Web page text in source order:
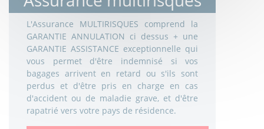
L'Assurance MULTIRISQUES comprend la
GARANTIE ANNULATION ci dessus + une
GARANTIE ASSISTANCE exceptionnelle qui
vous permet d'être indemnisé si vos
bagages arrivent en retard ou s'ils sont
perdus et d'être pris en charge en cas
d'accident ou de maladie grave, et d'être
rapatrié vers votre pays de résidence.